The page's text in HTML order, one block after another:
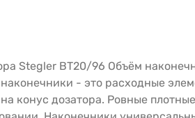
Stegler BT20/96 Объём
- это расходные
конус дозатора. Ровные